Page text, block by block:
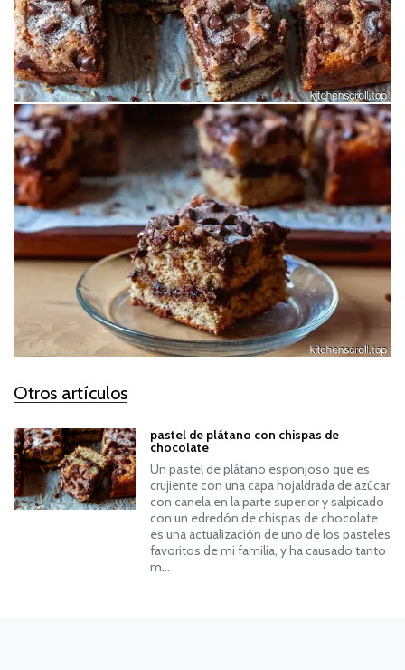
Otros artículos
pastel de plátano con chispas de
chocolate
Un pastel de plátano esponjoso que es
crujiente con una capa hojaldrada de azúcar
con canela en la parte superior y salpicado
con un edredón de chispas de chocolate
es una actualización de uno de los pasteles
favoritos de mi familia, y ha causado tanto
m…